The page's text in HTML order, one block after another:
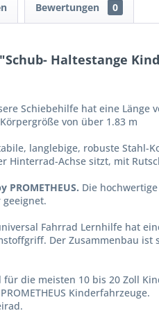
Bewertungen 0
Haltestange
Schiebehilfe hat eine Länge
von über 1.83 m
langlebige, robuste Stahl-
Hinterrad-Achse sitzt, mit
Die
Fahrrad Lernhilfe hat
Der Zusammenbau ist
für die meisten 10 bis 20 Zoll
Kinderfahrzeuge.